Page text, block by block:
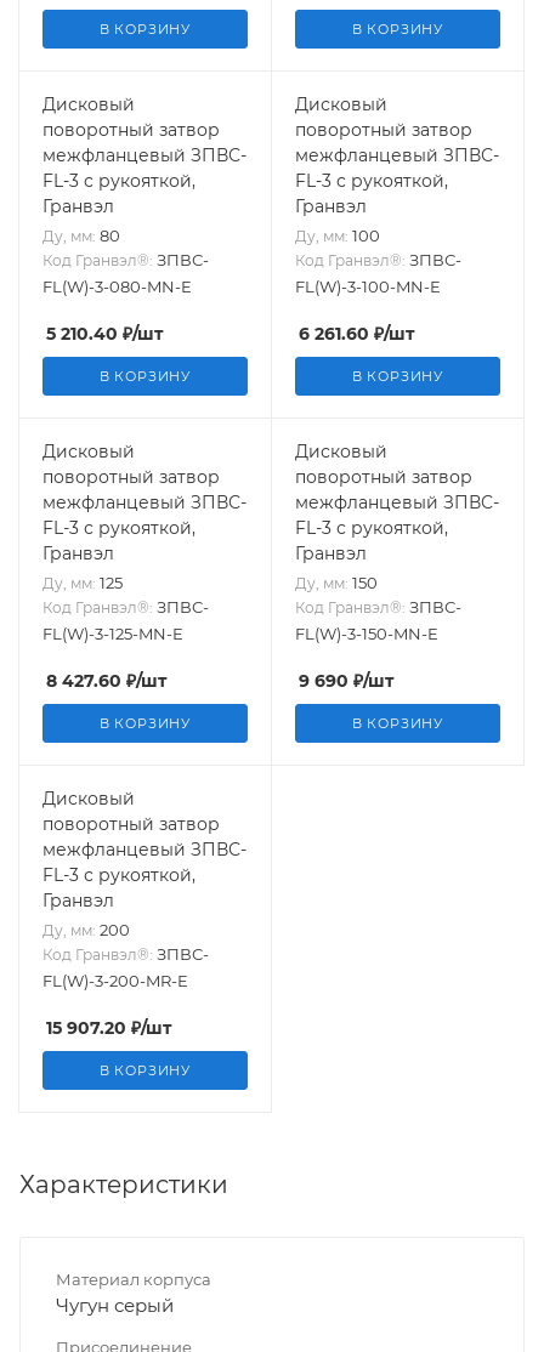
В КОРЗИНУ В КОРЗИНУ
Дисковый
поворотный затвор
межфланцевый ЗПВС-
FL-3 с рукояткой,
Гранвэл
Ду, мм: 80
Код Гранвэл®: ЗПВС-
FL(W)-3-080-MN-E
5 210.40 ₽/шт
В КОРЗИНУ
Дисковый
поворотный затвор
межфланцевый ЗПВС-
FL-3 с рукояткой,
Гранвэл
Ду, мм: 100
Код Гранвэл®: ЗПВС-
FL(W)-3-100-MN-E
6 261.60 ₽/шт
В КОРЗИНУ
Дисковый
поворотный затвор
межфланцевый ЗПВС-
FL-3 с рукояткой,
Гранвэл
Ду, мм: 125
Код Гранвэл®: ЗПВС-
FL(W)-3-125-MN-E
8 427.60 ₽/шт
В КОРЗИНУ
Дисковый
поворотный затвор
межфланцевый ЗПВС-
FL-3 с рукояткой,
Гранвэл
Ду, мм: 150
Код Гранвэл®: ЗПВС-
FL(W)-3-150-MN-E
9 690 ₽/шт
В КОРЗИНУ
Дисковый
поворотный затвор
межфланцевый ЗПВС-
FL-3 с рукояткой,
Гранвэл
Ду, мм: 200
Код Гранвэл®: ЗПВС-
FL(W)-3-200-MR-E
15 907.20 ₽/шт
В КОРЗИНУ
Характеристики
Материал корпуса
Чугун серый
Присоединение